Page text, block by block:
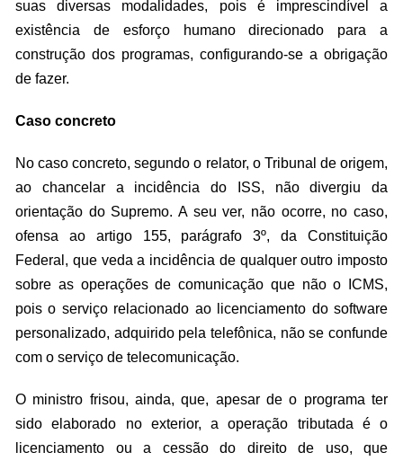
suas diversas modalidades, pois é imprescindível a
existência de esforço humano direcionado para a
construção dos programas, configurando-se a obrigação
de fazer.
Caso concreto
No caso concreto, segundo o relator, o Tribunal de origem,
ao chancelar a incidência do ISS, não divergiu da
orientação do Supremo. A seu ver, não ocorre, no caso,
ofensa ao artigo 155, parágrafo 3º, da Constituição
Federal, que veda a incidência de qualquer outro imposto
sobre as operações de comunicação que não o ICMS,
pois o serviço relacionado ao licenciamento do software
personalizado, adquirido pela telefônica, não se confunde
com o serviço de telecomunicação.
O ministro frisou, ainda, que, apesar de o programa ter
sido elaborado no exterior, a operação tributada é o
licenciamento ou a cessão do direito de uso, que